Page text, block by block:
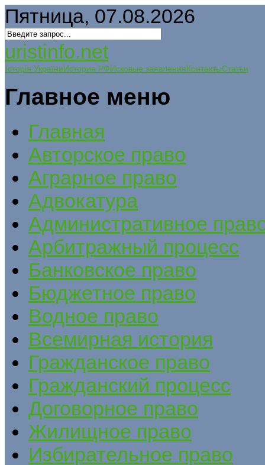
Пятница, 07.08.2026
uristinfo.net
Історія УкраїниИстория РФИсковые заявленияКонтактыСтатьи
Главное меню
Главная
Авторское право
Аграрное право
Адвокатура
Административное
Арбитражный процесс
Банковское право
Бюджетное право
Водное право
Всемирная история
Гражданское право
Гражданский процесс
Договорное право
Жилищное право
Избирательное право